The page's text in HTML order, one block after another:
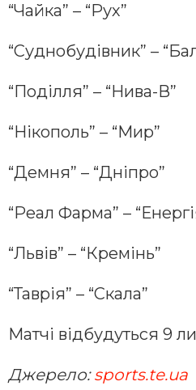
“Чайка” – “Рух”
“Суднобудівник” –
“Поділля” – “Нива-В”
“Нікополь” – “Мир”
“Демня” – “Дніпро”
“Реал Фарма” –
“Львів” – “Кремінь”
“Таврія” – “Скала”
Матчі відбудуться 9
Джерело:sports.te.ua